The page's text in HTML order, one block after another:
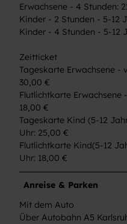
Erwachsene - 4 Stunden:
Kinder - 2 Stunden - 5-12
Kinder - 4 Stunden - 5-12
Zeitticket
Tageskarte Erwachsene -
30,00 €
Flutlichtkarte Erwachsene
18,00 €
Tageskarte Kind (5-12
Uhr: 25,00 €
Flutlichtkarte Kind(5-12
Uhr: 18,00 €
Anreise & Parken
Mit dem Auto
Über Autobahn A5